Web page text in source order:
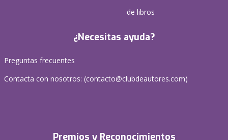
de libros
¿Necesitas ayuda?
Preguntas frecuentes
Contacta con nosotros: (contacto@clubdeautores.com)
Premios y Reconocimientos